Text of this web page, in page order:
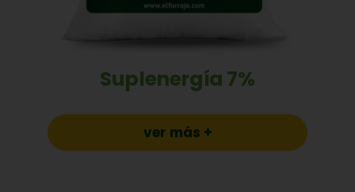
Suplenergía 7%
ver más +